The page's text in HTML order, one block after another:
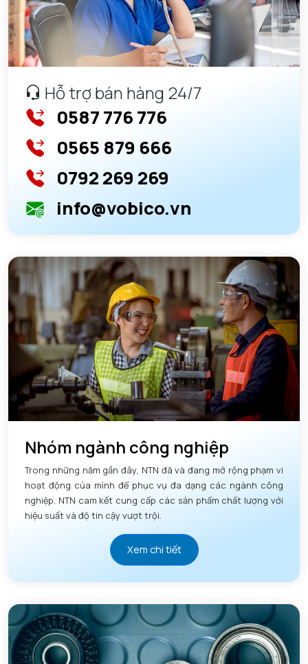
Hỗ trợ bán hàng 24/7
0587 776 776
0565 879 666
0792 269 269
info@vobico.vn
Nhóm ngành công nghiệp
Trong những năm gần đây, NTN đã và đang mở rộng phạm vi
hoạt động của mình để phục vụ đa dạng các ngành công
nghiệp. NTN cam kết cung cấp các sản phẩm chất lượng với
hiệu suất và độ tin cậy vượt trội.
Xem chi tiết